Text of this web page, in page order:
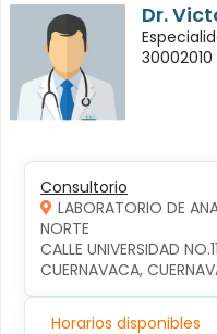
Dr.
30002010
Consultorio
LABORATORIO DE
NORTE
CALLE UNIVERSIDAD
CUERNAVACA,
Horarios disponibles